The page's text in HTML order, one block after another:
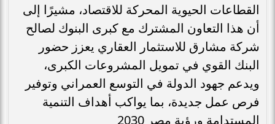
القطاعات الحيوية المحركة للاقتصاد، مشيرًا إلى
أن هذا التعاون المشترك مع كبرى البنوك لصالح
شركة مشارق للاستثمار العقاري يعزز حضور
البنك القوي في تمويل المشروعات الكبرى،
ويدعم جهود الدولة في التوسع العمراني وتوفير
فرص عمل جديدة، بما يواكب أهداف التنمية
المستدامة ورؤية مصر 2030